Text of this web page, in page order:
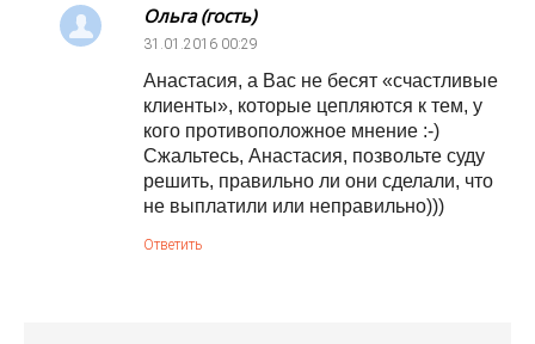
Ольга (гость)
31.01.2016 00:29
Анастасия, а Вас не бесят «счастливые
клиенты», которые цепляются к тем, у
кого противоположное мнение :-)
Сжальтесь, Анастасия, позвольте суду
решить, правильно ли они сделали, что
не выплатили или неправильно)))
Ответить